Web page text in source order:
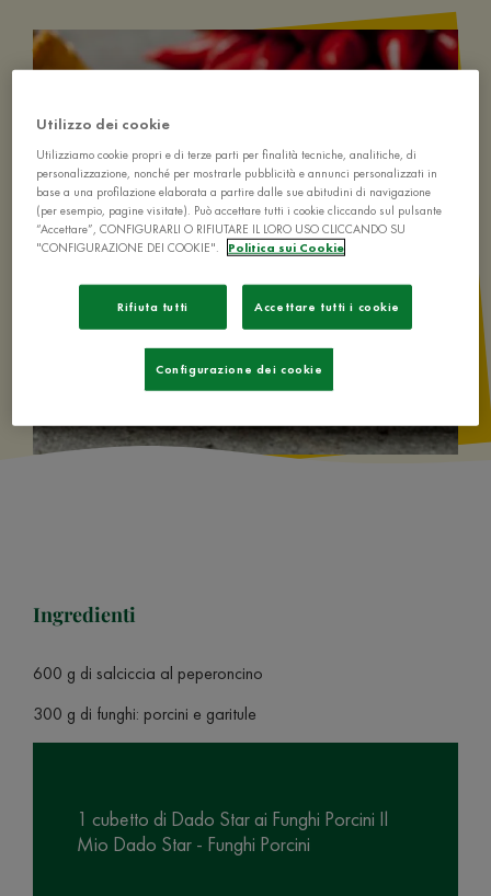
Ingredienti
600 g di salciccia al peperoncino
300 g di funghi: porcini e garitule
1 cubetto di Dado Star ai Funghi Porcini Il
Mio Dado Star - Funghi Porcini
Utilizzo dei cookie
Utilizziamo cookie propri e di terze parti per finalità tecniche, analitiche, di
personalizzazione, nonché per mostrarle pubblicità e annunci personalizzati in
base a una profilazione elaborata a partire dalle sue abitudini di navigazione
(per esempio, pagine visitate). Può accettare tutti i cookie cliccando sul pulsante
“Accettare”, CONFIGURARLI O RIFIUTARE IL LORO USO CLICCANDO SU
"CONFIGURAZIONE DEI COOKIE".
Politica sui Cookie
Rifiuta tutti Accettare tutti i cookie
Configurazione dei cookie